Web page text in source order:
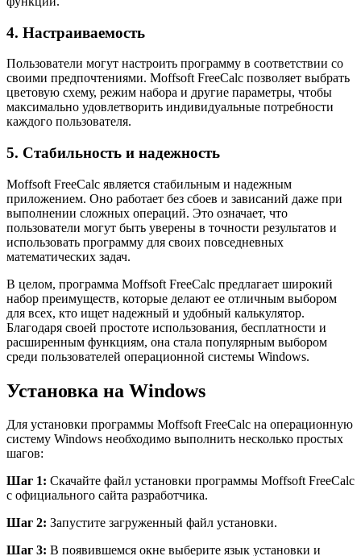
4. Настраиваемость
Пользователи могут настроить программу в соответствии со
своими предпочтениями. Moffsoft FreeCalc позволяет выбрать
цветовую схему, режим набора и другие параметры, чтобы
максимально удовлетворить индивидуальные потребности
каждого пользователя.
5. Стабильность и надежность
Moffsoft FreeCalc является стабильным и надежным
приложением. Оно работает без сбоев и зависаний даже при
выполнении сложных операций. Это означает, что
пользователи могут быть уверены в точности результатов и
использовать программу для своих повседневных
математических задач.
В целом, программа Moffsoft FreeCalc предлагает широкий
набор преимуществ, которые делают ее отличным выбором
для всех, кто ищет надежный и удобный калькулятор.
Благодаря своей простоте использования, бесплатности и
расширенным функциям, она стала популярным выбором
среди пользователей операционной системы Windows.
Установка на Windows
Для установки программы Moffsoft FreeCalc на операционную
систему Windows необходимо выполнить несколько простых
шагов:
Шаг 1: Скачайте файл установки программы Moffsoft FreeCalc
с официального сайта разработчика.
Шаг 2: Запустите загруженный файл установки.
Шаг 3: В появившемся окне выберите язык установки и